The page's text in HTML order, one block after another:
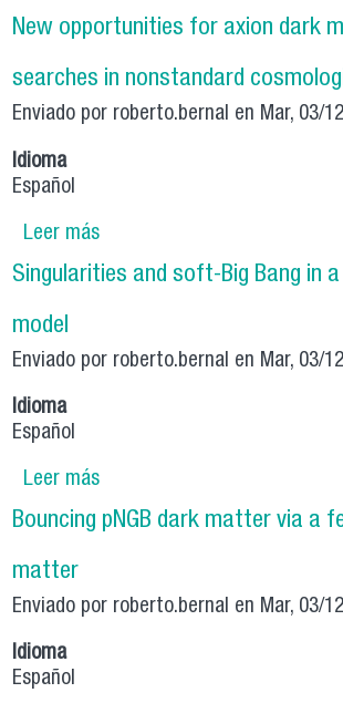
portals
New opportunities for axion dark
searches in nonstandard
Enviado por roberto.bernal en Mar, 03/
Idioma
Español
Leer mássobre New opportunities for
searches in nonstandard
Singularities and soft-Big Bang in a
model
Enviado por roberto.bernal en Mar, 03/
Idioma
Español
Leer mássobre Singularities and soft-
viscous LCDM model
Bouncing pNGB dark matter via a
matter
Enviado por roberto.bernal en Mar, 03/
Idioma
Español